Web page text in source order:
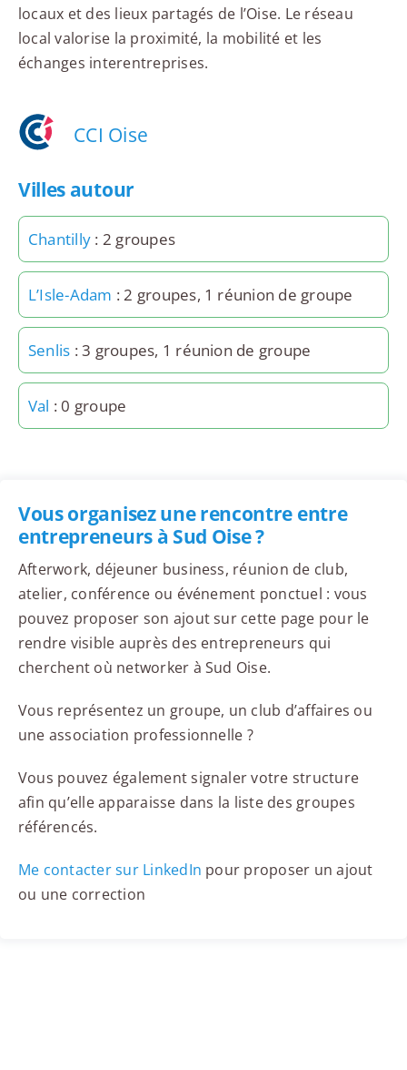
locaux et des lieux partagés de l’Oise. Le réseau
local valorise la proximité, la mobilité et les
échanges interentreprises.
CCI Oise
Villes autour
Chantilly : 2 groupes
L’Isle-Adam : 2 groupes, 1 réunion de groupe
Senlis : 3 groupes, 1 réunion de groupe
Val : 0 groupe
Vous organisez une rencontre entre
entrepreneurs à Sud Oise ?
Afterwork, déjeuner business, réunion de club,
atelier, conférence ou événement ponctuel : vous
pouvez proposer son ajout sur cette page pour le
rendre visible auprès des entrepreneurs qui
cherchent où networker à Sud Oise.
Vous représentez un groupe, un club d’affaires ou
une association professionnelle ?
Vous pouvez également signaler votre structure
afin qu’elle apparaisse dans la liste des groupes
référencés.
Me contacter sur LinkedIn pour proposer un ajout
ou une correction